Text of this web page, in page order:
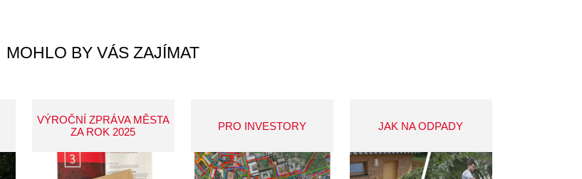
MOHLO BY VÁS ZAJÍMAT
VÝROČNÍ ZPRÁVA MĚSTA
ZA ROK 2025
PRO INVESTORY JAK NA ODPADY